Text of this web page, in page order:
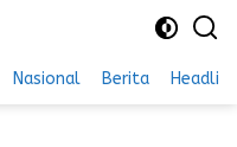
Nasional Berita Headline